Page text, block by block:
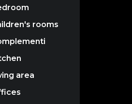
rooms
area